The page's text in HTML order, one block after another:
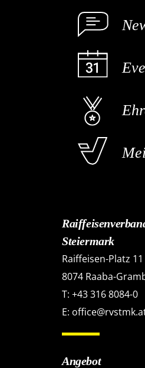
Angebot
Steiermark
Raiffeisen-Platz 11
8074 Raaba-
T: +43 316 8084-0
E: